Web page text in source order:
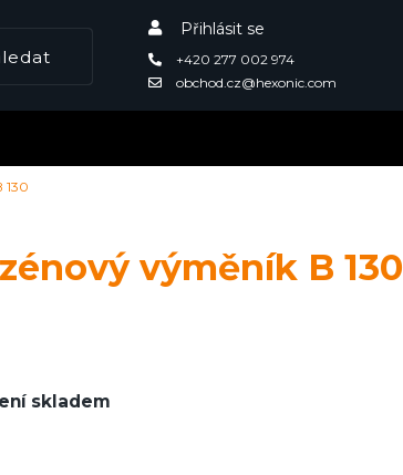
+420 277 002 974
obchod.cz@hexonic.com
Přihlásit se
130
výměník B 130
skladem